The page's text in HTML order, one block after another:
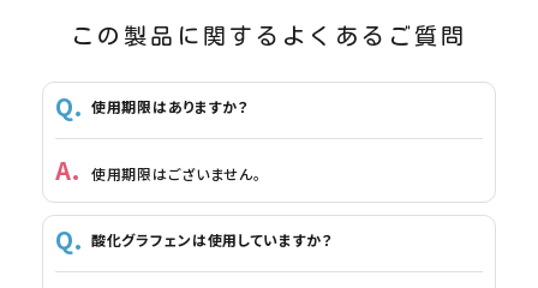
この製品に関するよくあるご質問
使用期限はありますか？
使用期限はございません。
酸化グラフェンは使用していますか？